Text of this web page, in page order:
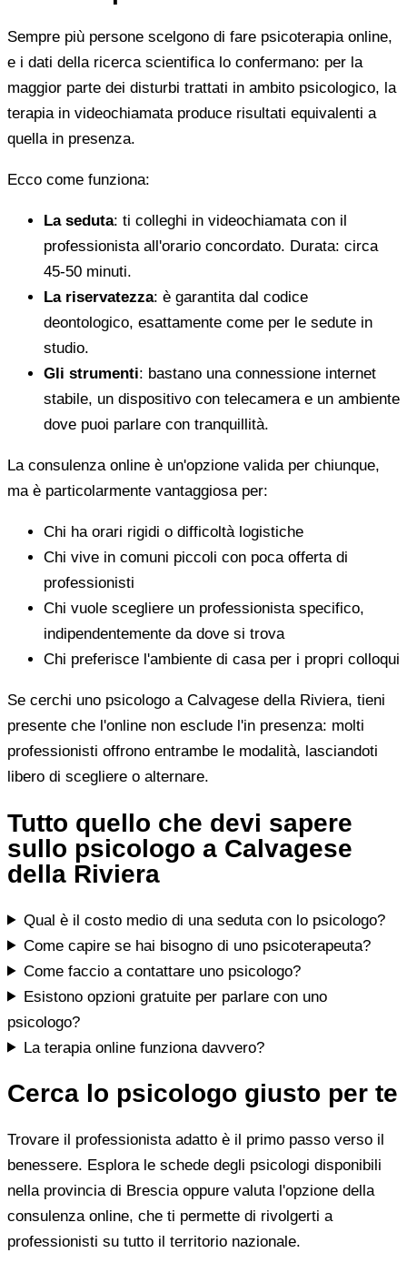
Sempre più persone scelgono di fare psicoterapia online,
e i dati della ricerca scientifica lo confermano: per la
maggior parte dei disturbi trattati in ambito psicologico, la
terapia in videochiamata produce risultati equivalenti a
quella in presenza.
Ecco come funziona:
La seduta: ti colleghi in videochiamata con il
professionista all'orario concordato. Durata: circa
45-50 minuti.
La riservatezza: è garantita dal codice
deontologico, esattamente come per le sedute in
studio.
Gli strumenti: bastano una connessione internet
stabile, un dispositivo con telecamera e un ambiente
dove puoi parlare con tranquillità.
La consulenza online è un'opzione valida per chiunque,
ma è particolarmente vantaggiosa per:
Chi ha orari rigidi o difficoltà logistiche
Chi vive in comuni piccoli con poca offerta di
professionisti
Chi vuole scegliere un professionista specifico,
indipendentemente da dove si trova
Chi preferisce l'ambiente di casa per i propri colloqui
Se cerchi uno psicologo a Calvagese della Riviera, tieni
presente che l'online non esclude l'in presenza: molti
professionisti offrono entrambe le modalità, lasciandoti
libero di scegliere o alternare.
Tutto quello che devi sapere
sullo psicologo a Calvagese
della Riviera
Qual è il costo medio di una seduta con lo psicologo?
Come capire se hai bisogno di uno psicoterapeuta?
Come faccio a contattare uno psicologo?
Esistono opzioni gratuite per parlare con uno
psicologo?
La terapia online funziona davvero?
Cerca lo psicologo giusto per te
Trovare il professionista adatto è il primo passo verso il
benessere. Esplora le schede degli psicologi disponibili
nella provincia di Brescia oppure valuta l'opzione della
consulenza online, che ti permette di rivolgerti a
professionisti su tutto il territorio nazionale.